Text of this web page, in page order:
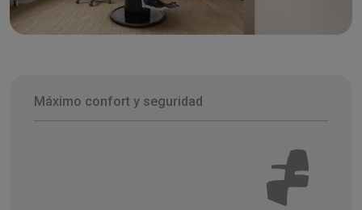
Máximo confort y seguridad